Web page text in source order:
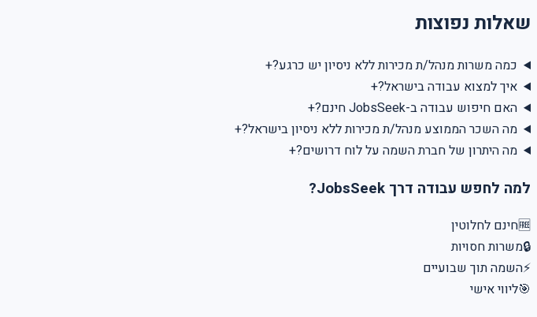
שאלות נפוצות
כמה משרות מנהל/ת מכירות ללא ניסיון יש כרגע?+
איך למצוא עבודה בישראל?+
האם חיפוש עבודה ב-JobsSeek חינם?
+
מה השכר הממוצע מנהל/ת מכירות ללא ניסיון בישראל?+
מה היתרון של חברת השמה על לוח דרושים?+
למה לחפש עבודה דרך JobsSeek?
🆓חינם לחלוטין
🔒משרות חסויות
⚡השמה תוך שבועיים
🎯ליווי אישי